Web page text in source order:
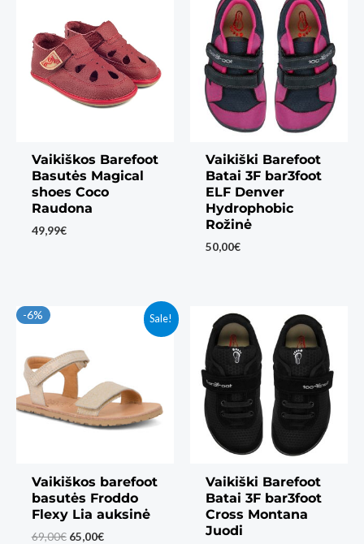
Vaikiškos Barefoot
Basutės Magical
shoes Coco
Raudona
49,99€
Vaikiški Barefoot
Batai 3F bar3foot
ELF Denver
Hydrophobic
Rožinė
50,00€
Sale!
-6%
Vaikiškos barefoot
basutės Froddo
Flexy Lia auksinė
69,00€ Original
65,00€Current
Vaikiški Barefoot
Batai 3F bar3foot
Cross Montana
Juodi